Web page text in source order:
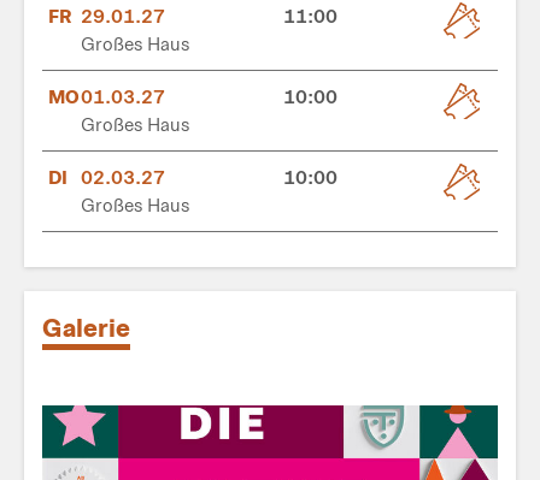
FR 29.01.27
11:00
Großes Haus
MO01.03.27
10:00
Großes Haus
DI 02.03.27
10:00
Großes Haus
Galerie